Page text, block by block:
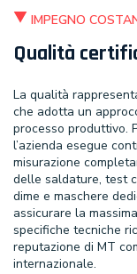
IMPEGNO
Qualità
La qualità
che adotta un
processo produttivo.
l’azienda esegue
misurazione
delle saldature, test
dime e maschere
assicurare la
specifiche tecniche
reputazione di MT
internazionale.